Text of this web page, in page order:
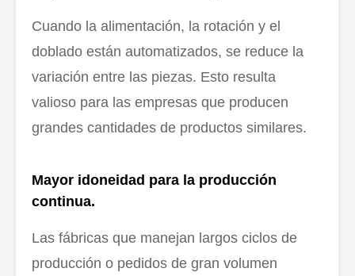
Cuando la alimentación, la rotación y el
doblado están automatizados, se reduce la
variación entre las piezas. Esto resulta
valioso para las empresas que producen
grandes cantidades de productos similares.
Mayor idoneidad para la producción
continua.
Las fábricas que manejan largos ciclos de
producción o pedidos de gran volumen